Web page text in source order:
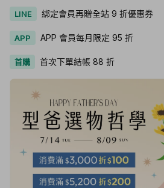
LINE 綁定會員再贈全站 9 折優惠券
APP APP 會員每月限定 95 折
首購 首次下單結帳 88 折